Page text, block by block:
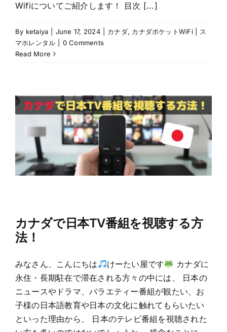
Wifiについてご紹介します！ 目次 [...]
By ketaiya June 17, 2024 カナダ, カナダポケットWiFi | ス
マホレンタル
0 Comments
Read More
カナダで日本TV番組を視聴する方
法！
みなさん、こんにちは けーたい屋です
カナダに
永住・長期駐在で滞在される方々の中には、 日本の
ニュースやドラマ、バラエティー番組が観たい、お
子様の日本語教育や日本の文化に触れてもらいたい
といった理由から、 日本のテレビ番組を視聴された